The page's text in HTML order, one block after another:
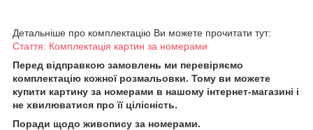
Детальніше про комплектацію Ви можете прочитати тут:
Стаття: Комплектація картин за номерами
Перед відправкою замовлень ми перевіряємо
комплектацію кожної розмальовки. Тому ви можете
купити картину за номерами в нашому інтернет-магазині і
не хвилюватися про її цілісність.
Поради щодо живопису за номерами.